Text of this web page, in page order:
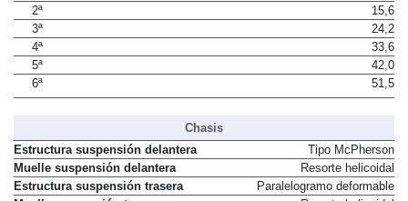
2ª
15,6
3ª
24,2
4ª
33,6
5ª
42,0
6ª
51,5
Chasis
Estructura suspensión delantera
Tipo McPherson
Muelle suspensión delantera
Resorte helicoidal
Estructura suspensión trasera
Paralelogramo deformable